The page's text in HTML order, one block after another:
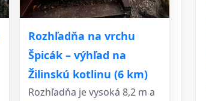
Rozhľadňa na vrchu
Špicák – výhľad na
Žilinskú kotlinu (6 km)
Rozhľadňa je vysoká 8,2 m a